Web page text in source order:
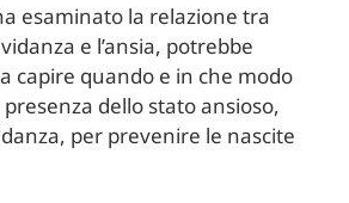
esaminato la relazione tra
e l’ansia, potrebbe
capire quando e in che modo
dello stato ansioso,
per prevenire le nascite